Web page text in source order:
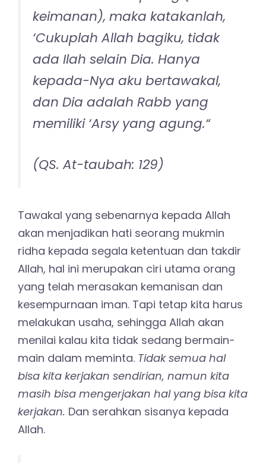
keimanan), maka katakanlah,
‘Cukuplah Allah bagiku, tidak
ada Ilah selain Dia. Hanya
kepada-Nya aku bertawakal,
dan Dia adalah Rabb yang
memiliki ‘Arsy yang agung.“
(QS. At-taubah: 129)
Tawakal yang sebenarnya kepada Allah
akan menjadikan hati seorang mukmin
ridha kepada segala ketentuan dan takdir
Allah, hal ini merupakan ciri utama orang
yang telah merasakan kemanisan dan
kesempurnaan iman. Tapi tetap kita harus
melakukan usaha, sehingga Allah akan
menilai kalau kita tidak sedang bermain-
main dalam meminta. Tidak semua hal
bisa kita kerjakan sendirian, namun kita
masih bisa mengerjakan hal yang bisa kita
kerjakan. Dan serahkan sisanya kepada
Allah.